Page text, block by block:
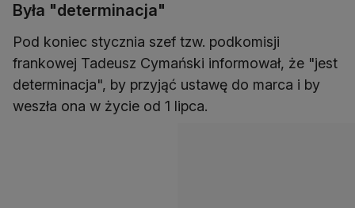
Była "determinacja"
Pod koniec stycznia szef tzw. podkomisji
frankowej Tadeusz Cymański informował, że "jest
determinacja", by przyjąć ustawę do marca i by
weszła ona w życie od 1 lipca.